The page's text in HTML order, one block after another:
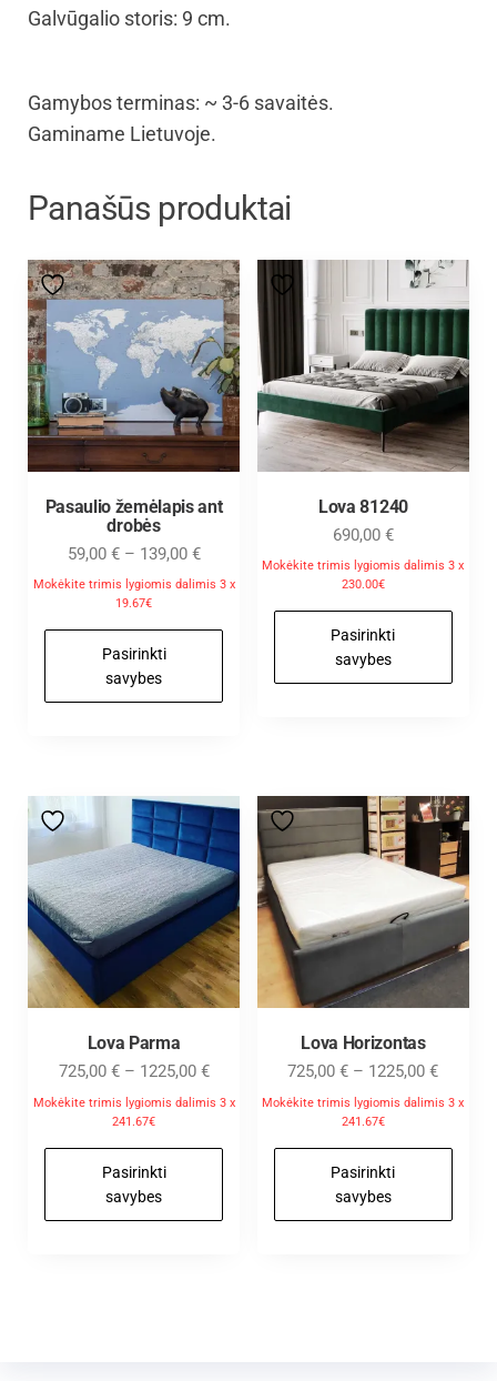
Galvūgalio storis: 9 cm.
Gamybos terminas: ~ 3-6 savaitės.
Gaminame Lietuvoje.
Panašūs produktai
Pasaulio žemėlapis ant
drobės
59,00 € – 139,00 €
Mokėkite trimis lygiomis dalimis 3 x
19.67€
Pasirinkti
savybes
Lova 81240
690,00 €
Mokėkite trimis lygiomis dalimis 3 x
230.00€
Pasirinkti
savybes
Lova Parma
725,00 € – 1225,00 €
Mokėkite trimis lygiomis dalimis 3 x
241.67€
Pasirinkti
savybes
Lova Horizontas
725,00€ – 1225,00€
Mokėkite trimis lygiomis dalimis 3 x
241.67€
Pasirinkti
savybes